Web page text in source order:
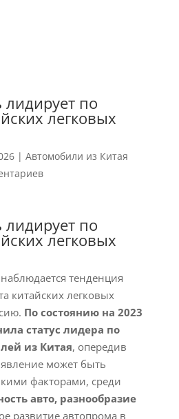
лидирует по
легковых
| Автомобили из Китая
лидирует по
легковых
тенденция
китайских легковых
По состоянию на 2023
статус лидера по
из Китая, опередив
может быть
факторами, среди
авто, разнообразие
развитие автопрома в